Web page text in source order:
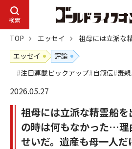
検索
TOP エッセイ
祖母には立派な
エッセイ
評論
注目連載ピックアップ 自叙伝 毒親
2026.05.27
祖母には立派な精霊船
の時は何もなかった…理
せいだ。遺産も母一人